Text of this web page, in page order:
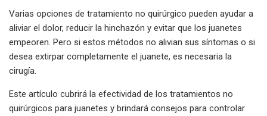
Varias opciones de tratamiento no quirúrgico pueden ayudar a
aliviar el dolor, reducir la hinchazón y evitar que los juanetes
empeoren. Pero si estos métodos no alivian sus síntomas o si
desea extirpar completamente el juanete, es necesaria la
cirugía.
Este artículo cubrirá la efectividad de los tratamientos no
quirúrgicos para juanetes y brindará consejos para controlar